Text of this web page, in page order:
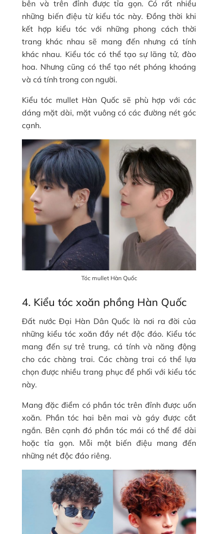
bên và trên đỉnh được tỉa gọn. Có rất nhiều
những biến điệu từ kiểu tóc này. Đồng thời khi
kết hợp kiểu tóc với những phong cách thời
trang khác nhau sẽ mang đến nhưng cá tính
khác nhau. Kiểu tóc có thể tạo sự lãng tử, đào
hoa. Nhưng cũng có thể tạo nét phóng khoáng
và cá tính trong con người.
Kiểu tóc mullet Hàn Quốc sẽ phù hợp với các
dáng mặt dài, mặt vuông có các đường nét góc
cạnh.
Tóc mullet Hàn Quốc
4. Kiểu tóc xoăn phồng Hàn Quốc
Đất nước Đại Hàn Dân Quốc là nơi ra đời của
những kiểu tóc xoăn đầy nét độc đáo. Kiểu tóc
mang đến sự trẻ trung, cá tính và năng động
cho các chàng trai. Các chàng trai có thể lựa
chọn được nhiều trang phục để phối với kiểu tóc
này.
Mang đặc điểm có phần tóc trên đỉnh được uốn
xoăn. Phần tóc hai bên mai và gáy được cắt
ngắn. Bên cạnh đó phần tóc mái có thể để dài
hoặc tỉa gọn. Mỗi một biến điệu mang đến
những nét độc đáo riêng.